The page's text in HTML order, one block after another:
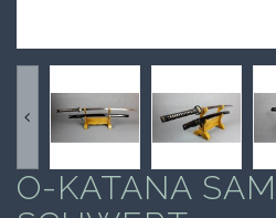
O-KATANA